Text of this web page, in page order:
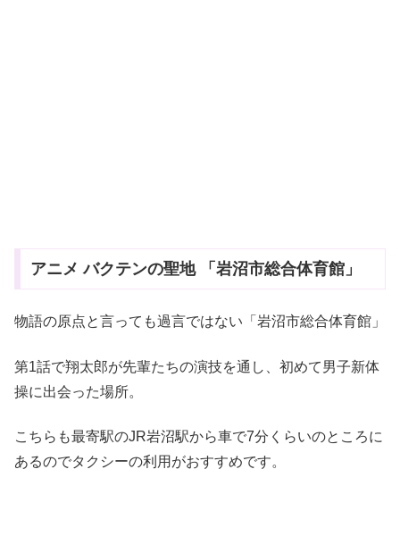
アニメ バクテンの聖地 「岩沼市総合体育館」
物語の原点と言っても過言ではない「岩沼市総合体育館」
第1話で翔太郎が先輩たちの演技を通し、初めて男子新体
操に出会った場所。
こちらも最寄駅のJR岩沼駅から車で7分くらいのところに
あるのでタクシーの利用がおすすめです。